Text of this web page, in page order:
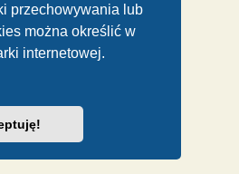
przechowywania lub
można określić w
internetowej.